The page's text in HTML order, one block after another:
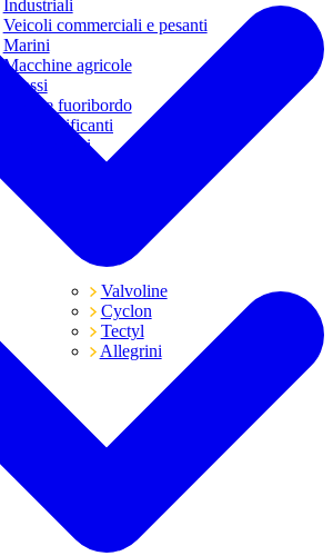
Industriali
Veicoli commerciali e pesanti
Marini
Macchine agricole
Grassi
Moto e fuoribordo
Tutti i lubrificanti
Trasmissioni
Valvoline
Cyclon
Tectyl
Allegrini